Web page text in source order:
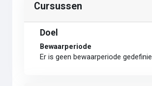
Cursussen
Doel
Bewaarperiode
Er is geen bewaarperiode